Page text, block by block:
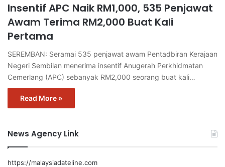
Insentif APC Naik RM1,000, 535 Penjawat
Awam Terima RM2,000 Buat Kali
Pertama
SEREMBAN: Seramai 535 penjawat awam Pentadbiran Kerajaan
Negeri Sembilan menerima insentif Anugerah Perkhidmatan
Cemerlang (APC) sebanyak RM2,000 seorang buat kali…
Read More »
News Agency Link
https://malaysiadateline.com